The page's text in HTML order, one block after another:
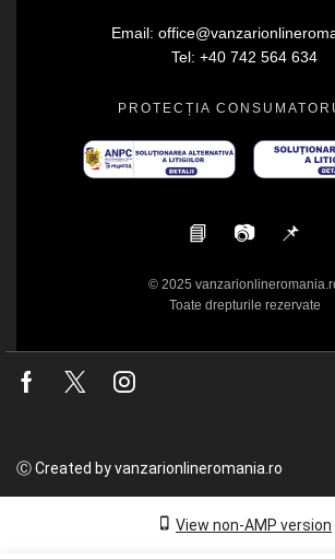
Email:
Tel: +40 742 564 634
PROTECȚIA
📘 📷 📌
© 2025
Toate drepturile rezervate
Facebook
Twitter
Ⓒ Created by vanzarionlineromania.ro
View non-AMP version